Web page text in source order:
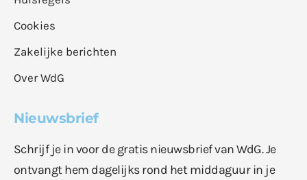
Cookies
Zakelijke berichten
Over WdG
Nieuwsbrief
Schrijf je in voor de gratis nieuwsbrief van WdG. Je
ontvangt hem dagelijks rond het middaguur in je